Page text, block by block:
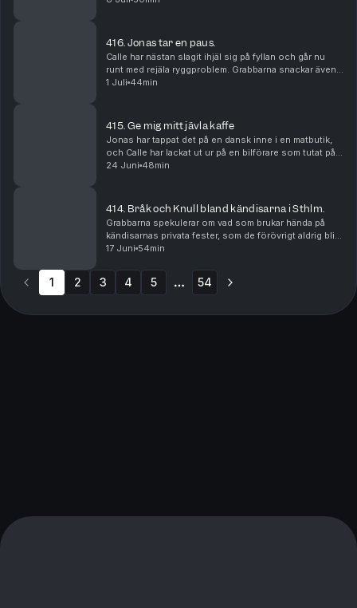
416. Jonas tar en paus.
Calle har nästan slagit ihjäl sig på fyllan och går nu
runt med rejäla ryggproblem. Grabbarna snackar även
om sina semsterplaner och ska Jonas ta en paus från
1 Juli 44min
415. Ge mig mitt jävla kaffe
Jonas har tappat det på en dansk inne i en matbutik,
och Calle har lackat ut ur på en bilförare som tutat på
honom. Vad beror dessa raseriutbrott på? Börjar de bli
24 Juni 48min
414. Bråk och Knull bland kändisarna i Sthlm.
Grabbarna spekulerar om vad som brukar hända på
kändisarnas privata fester, som de förövrigt aldrig blir
bjudna på. De diskuterar även vart nästa resa ska bli.
17 Juni 54min
1 2 3 4 5 54